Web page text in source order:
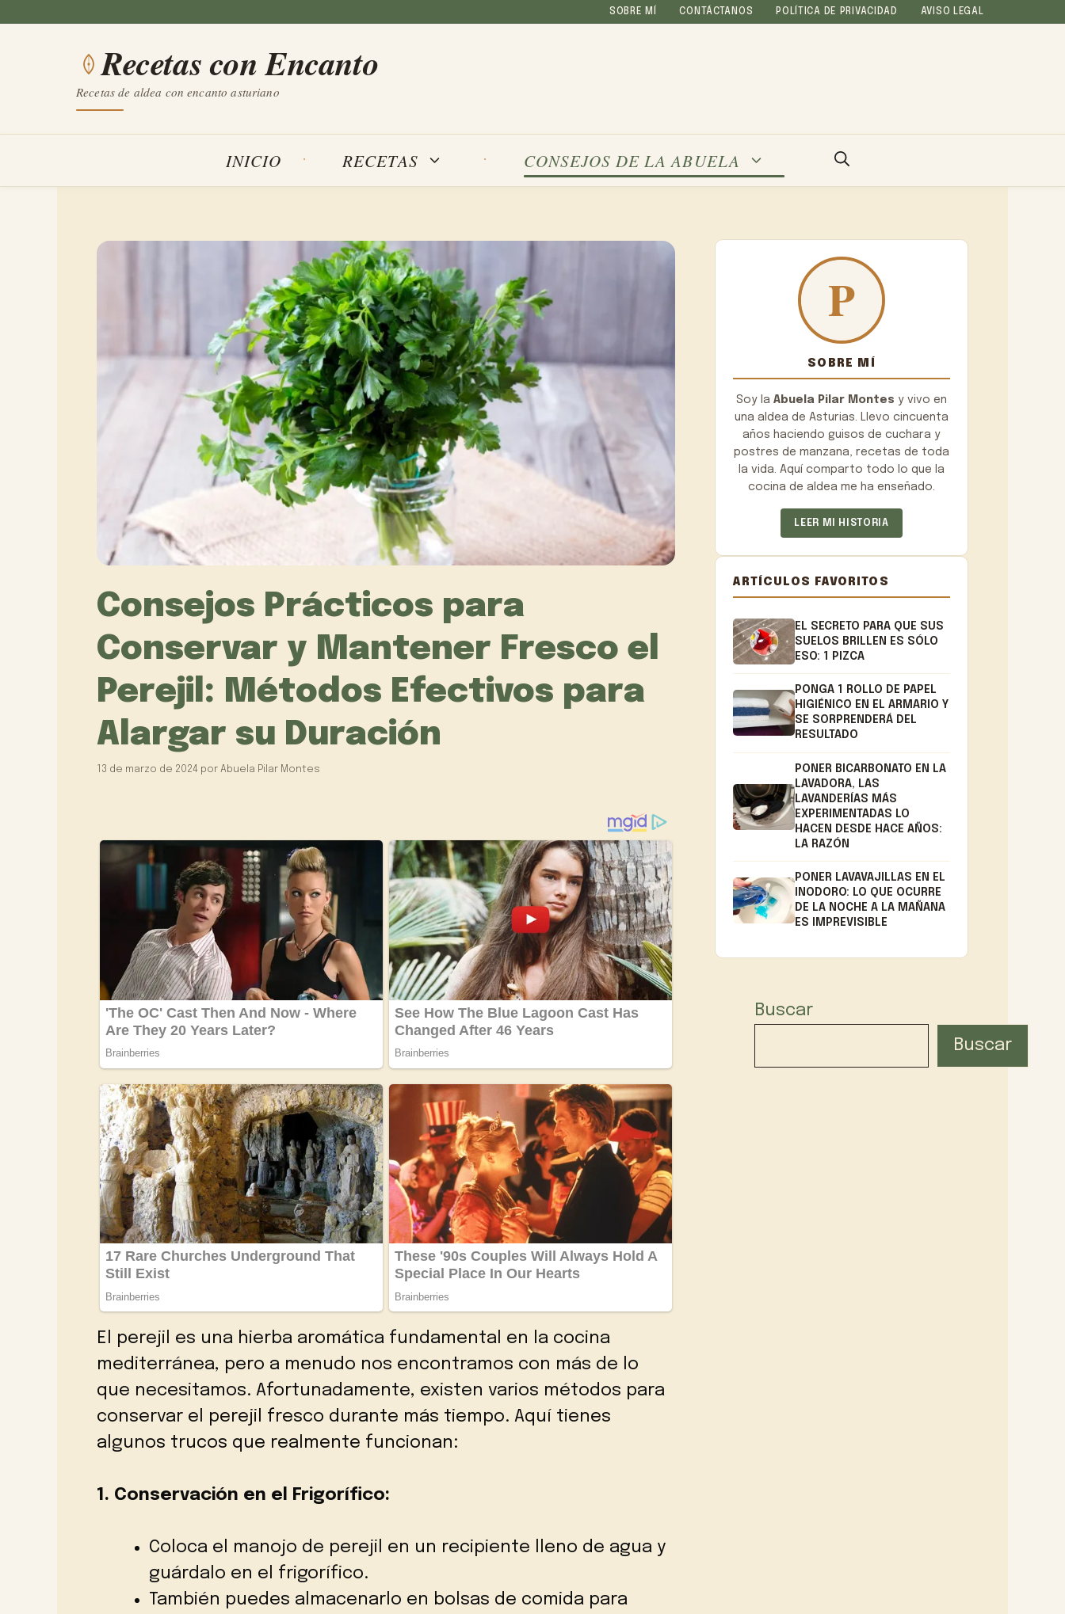
contenido
SOBRE MÍ CONTÁCTANOS POLÍTICA DE PRIVACIDAD AVISO LEGAL
Recetas con Encanto
Recetas de aldea con encanto asturiano
INICIO RECETAS CONSEJOS DE LA ABUELA
Consejos Prácticos para
Conservar y Mantener Fresco el
Perejil: Métodos Efectivos para
Alargar su Duración
13 de marzo de 2024 por Abuela Pilar Montes
El perejil es una hierba aromática fundamental en la cocina
mediterránea, pero a menudo nos encontramos con más de lo
que necesitamos. Afortunadamente, existen varios métodos para
conservar el perejil fresco durante más tiempo. Aquí tienes
algunos trucos que realmente funcionan:
1. Conservación en el Frigorífico:
Coloca el manojo de perejil en un recipiente lleno de agua y
guárdalo en el frigorífico.
También puedes almacenarlo en bolsas de comida para
SOBRE MÍ
Soy la Abuela Pilar Montes y vivo en
una aldea de Asturias. Llevo cincuenta
años haciendo guisos de cuchara y
postres de manzana, recetas de toda
la vida. Aquí comparto todo lo que la
cocina de aldea me ha enseñado.
LEER MI HISTORIA
ARTÍCULOS FAVORITOS
EL SECRETO PARA QUE SUS
SUELOS BRILLEN ES SÓLO
ESO: 1 PIZCA
PONGA 1 ROLLO DE PAPEL
HIGIÉNICO EN EL ARMARIO Y
SE SORPRENDERÁ DEL
RESULTADO
PONER BICARBONATO EN LA
LAVADORA, LAS
LAVANDERÍAS MÁS
EXPERIMENTADAS LO
HACEN DESDE HACE AÑOS:
LA RAZÓN
PONER LAVAVAJILLAS EN EL
INODORO: LO QUE OCURRE
DE LA NOCHE A LA MAÑANA
ES IMPREVISIBLE
Buscar
Buscar